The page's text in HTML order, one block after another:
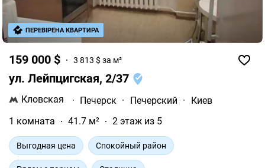
159 000 $ 3 813 $ за м²
ул. Лейпцигская, 2/37
Кловская · Печерск · Печерский ·
Киев
1 комната
41.7 м² 2 этаж из 5
Выгодная цена Спокойный район
ПЕРЕВІРЕНА КВАРТИРА